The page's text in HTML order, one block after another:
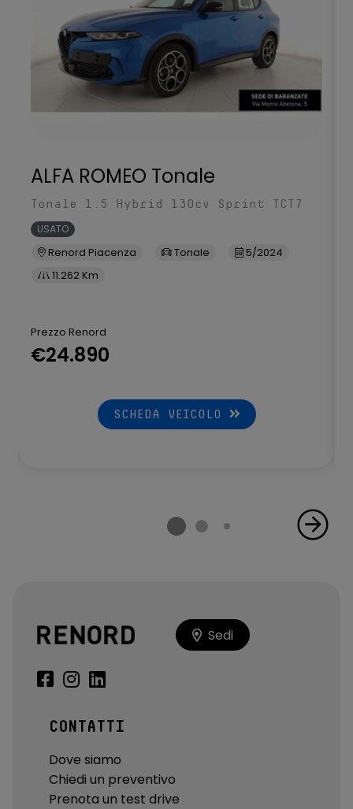
ALFA ROMEO Tonale
Tonale 1.5 Hybrid 130cv Sprint TCT7
USATO
Renord Piacenza Tonale
5/2024
11.262 Km
Prezzo Renord
€24.890
SCHEDA VEICOLO
Sedi
CONTATTI
Dove siamo
Chiedi un preventivo
Prenota un test drive